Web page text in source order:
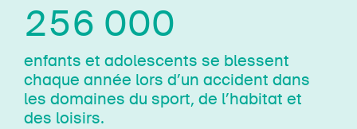
256 000
enfants et adolescents se blessent
chaque année lors d’un accident dans
les domaines du sport, de l’habitat et
des loisirs.